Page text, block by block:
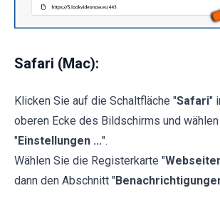
Safari (Mac):
Klicken Sie auf die Schaltfläche "Safari"
oberen Ecke des Bildschirms und
"Einstellungen ...".
Wählen Sie die Registerkarte "
dann den Abschnitt "